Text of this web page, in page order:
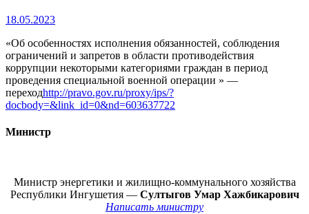
18.05.2023
«Об особенностях исполнения обязанностей, соблюдения
ограничений и запретов в области противодействия
коррупции некоторыми категориями граждан в период
проведения специальной военной операции » —
переходhttp://pravo.gov.ru/proxy/ips/?
docbody=&link_id=0&nd=603637722
Министр
Министр энергетики и жилищно-коммунального хозяйства
Республики Ингушетия — Султыгов Умар Хажбикарович
Написать министру